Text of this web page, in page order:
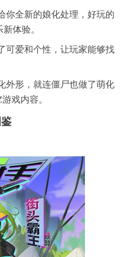
你全新的娘化处理，好玩的
体验。
可爱和个性，让玩家能够找
外形，就连僵尸也做了萌化
戏内容。